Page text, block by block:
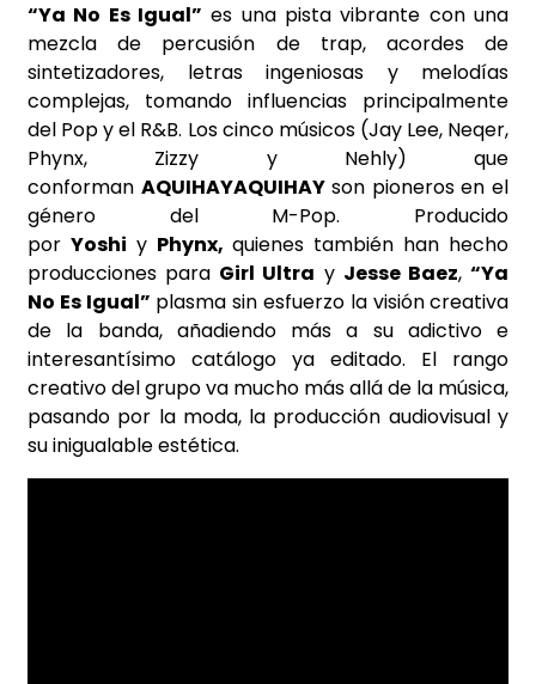
“Ya No Es Igual” es una pista vibrante con una
mezcla de percusión de trap, acordes de
sintetizadores, letras ingeniosas y melodías
complejas, tomando influencias principalmente
del Pop y el R&B. Los cinco músicos (Jay Lee, Neqer,
Phynx, Zizzy y Nehly) que
conforman AQUIHAYAQUIHAYson pioneros en el
género del M-Pop. Producido
por Yoshi y Phynx, quienes también han hecho
producciones para Girl Ultra y Jesse Baez,“Ya
No Es Igual” plasma sin esfuerzo la visióncreativa
de la banda, añadiendo más a su adictivo e
interesantísimo catálogo ya editado. El rango
creativo del grupo va mucho más allá de la música,
pasando por la moda, la producción audiovisual y
su inigualable estética.